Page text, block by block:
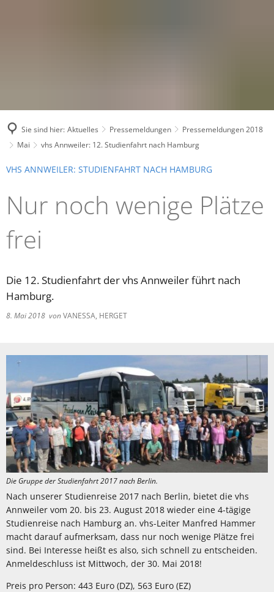
Sie sind hier: Aktuelles Pressemeldungen
Pressemeldungen 2018
Mai
vhs Annweiler: 12. Studienfahrt nach Hamburg
VHS ANNWEILER: STUDIENFAHRT NACH HAMBURG
Nur noch wenige Plätze
frei
Die 12. Studienfahrt der vhs Annweiler führt nach
Hamburg.
8. Mai 2018 vonVANESSA, HERGET
Die Gruppe der Studienfahrt 2017 nach Berlin.
Nach unserer Studienreise 2017 nach Berlin, bietet die vhs
Annweiler vom 20. bis 23. August 2018 wieder eine 4-tägige
Studienreise nach Hamburg an. vhs-Leiter Manfred Hammer
macht darauf aufmerksam, dass nur noch wenige Plätze frei
sind. Bei Interesse heißt es also, sich schnell zu entscheiden.
Anmeldeschluss ist Mittwoch, der 30. Mai 2018!
Preis pro Person: 443 Euro (DZ), 563 Euro (EZ)